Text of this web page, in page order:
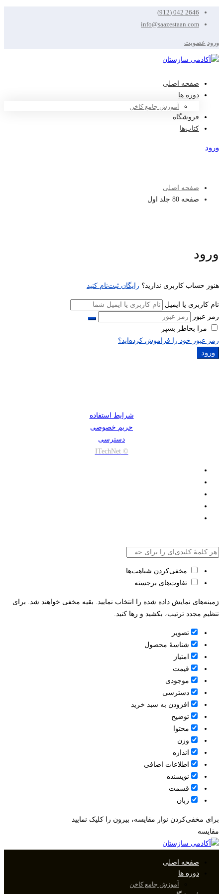
2646 042 (912)
info@saazestaan.com
ورود عضویت
صفحه اصلی
دوره ها
آموزش جامع کاخن
فروشگاه
کتاب‌ها
ورود
صفحه اصلی
صفحه 80 جلد اول
ورود
هنوز حساب کاربری ندارید؟ رایگان ثبت‌نام کنید
نام کاربری یا ایمیل
رمز عبور
مرا بخاطر بسپر
رمز عبور خود را فراموش کرده‌اید؟
ورود
شرایط استفاده
حریم خصوصی
دسترسی
© ITechNet
مخفی‌کردن شباهت‌ها
تفاوت‌های برجسته
زمینه‌های نمایش داده شده را انتخاب نمایید. بقیه مخفی خواهند شد. برای
تنظیم مجدد ترتیب، بکشید و رها کنید.
تصویر
شناسۀ محصول
امتیاز
قيمت
موجودی
دسترسی
افزودن به سبد خرید
توضیح
محتوا
وزن
اندازه
اطلاعات اضافی
نویسنده
قسمت
زبان
برای مخفی‌کردن نوار مقایسه، بیرون را کلیک نمایید
مقایسه
صفحه اصلی
دوره ها
آموزش جامع کاخن